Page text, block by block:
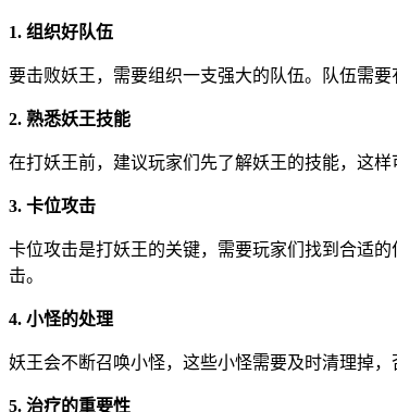
1. 组织好队伍
要击败妖王，需要组织一支强大的队伍。队伍需
2. 熟悉妖王技能
在打妖王前，建议玩家们先了解妖王的技能，这
3. 卡位攻击
卡位攻击是打妖王的关键，需要玩家们找到合适
击。
4. 小怪的处理
妖王会不断召唤小怪，这些小怪需要及时清理掉
5. 治疗的重要性